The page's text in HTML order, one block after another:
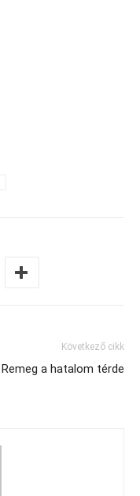
Következő cikk
Remeg a hatalom térde